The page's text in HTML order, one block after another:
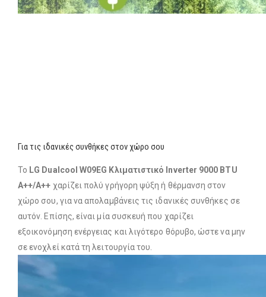
Για τις ιδανικές συνθήκες στον χώρο σου
Το LG Dualcool W09EG Κλιματιστικό Inverter 9000 BTU
A++/A++ χαρίζει πολύ γρήγορη ψύξη ή θέρμανση στον
χώρο σου, για να απολαμβάνεις τις ιδανικές συνθήκες σε
αυτόν. Επίσης, είναι μία συσκευή που χαρίζει
εξοικονόμηση ενέργειας και λιγότερο θόρυβο, ώστε να μην
σε ενοχλεί κατά τη λειτουργία του.